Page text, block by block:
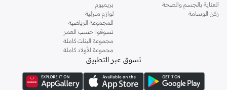
العناية بالجسم والصحة
ركن الوسامة
بريميوم
لوازم منزلية
المجموعة الرياضية
تسوقوا حسب العمر
مجموعة البنات كاملة
مجموعة الأولاد كاملة
تسوق عبر التطبيق